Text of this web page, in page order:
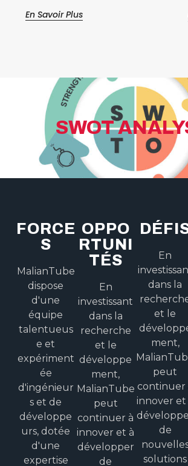
En Savoir Plus
SWOT
FORCE
S
MalianTube
dispose
d'une
équipe
talentueus
e et
expériment
ée
d'ingénieur
s et de
développe
urs, dotée
d'une
expertise
OPPO
RTUNI
TÉS
En
investissant
dans la
recherche
et le
développe
ment,
MalianTube
peut
continuer à
innover et à
développer
de
En
dans la
et le
ment,
peut
continuer
innover et
de
solutions